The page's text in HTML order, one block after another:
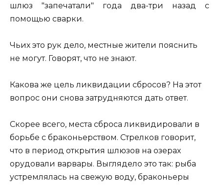
шлюз "запечатали" года два-три назад с
помощью сварки.
Чьих это рук дело, местные жители пояснить
не могут. Говорят, что не знают.
Какова же цель ликвидации сбросов? На этот
вопрос они снова затрудняются дать ответ.
Скорее всего, места сброса ликвидировали в
борьбе с браконьерством. Стрелков говорит,
что в период открытия шлюзов на озерах
орудовали варвары. Выглядело это так: рыба
устремлялась на свежую воду, браконьеры